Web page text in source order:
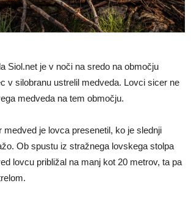
Siol.net je v noči na sredo na območju
v silobranu ustrelil medveda. Lovci sicer ne
medveda na tem območju.
medved je lovca presenetil, ko je slednji
Ob spustu iz stražnega lovskega stolpa
lovcu približal na manj kot 20 metrov, ta pa